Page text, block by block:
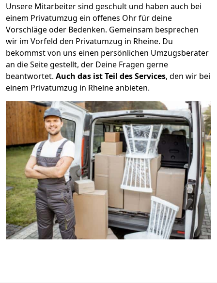
Unsere Mitarbeiter sind geschult und haben auch bei
einem Privatumzug ein offenes Ohr für deine
Vorschläge oder Bedenken. Gemeinsam besprechen
wir im Vorfeld den Privatumzug in Rheine. Du
bekommst von uns einen persönlichen Umzugsberater
an die Seite gestellt, der Deine Fragen gerne
beantwortet. Auch das ist Teil des Services, den wir bei
einem Privatumzug in Rheine anbieten.